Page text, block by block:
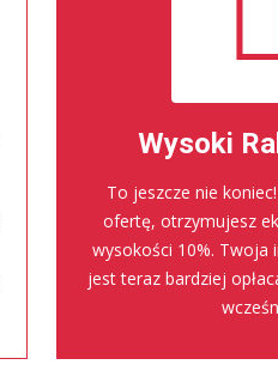
Wysoki
To jeszcze nie
ofertę, otrzymujesz
wysokości 10%. Twoja
jest teraz bardziej